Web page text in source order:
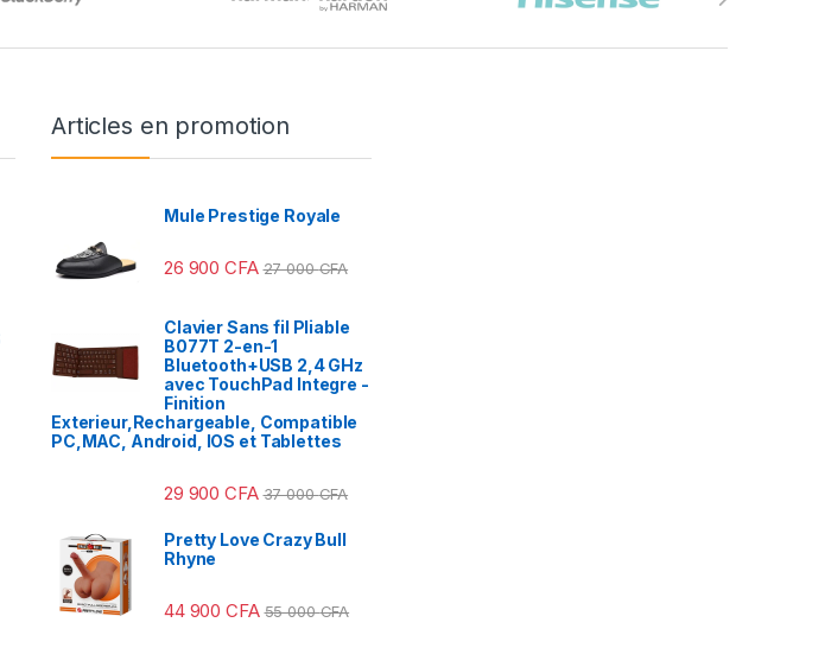
Articles en promotion
Mule Prestige Royale
26 900CFA 27 000CFA
Clavier Sans fil Pliable
B077T 2-en-1
Bluetooth+USB 2,4 GHz
avec TouchPad Integre -
Finition
Exterieur,Rechargeable, Compatible
PC,MAC, Android, IOS et Tablettes
29 900CFA 37 000CFA
Pretty Love Crazy Bull
Rhyne
44 900CFA 55 000CFA